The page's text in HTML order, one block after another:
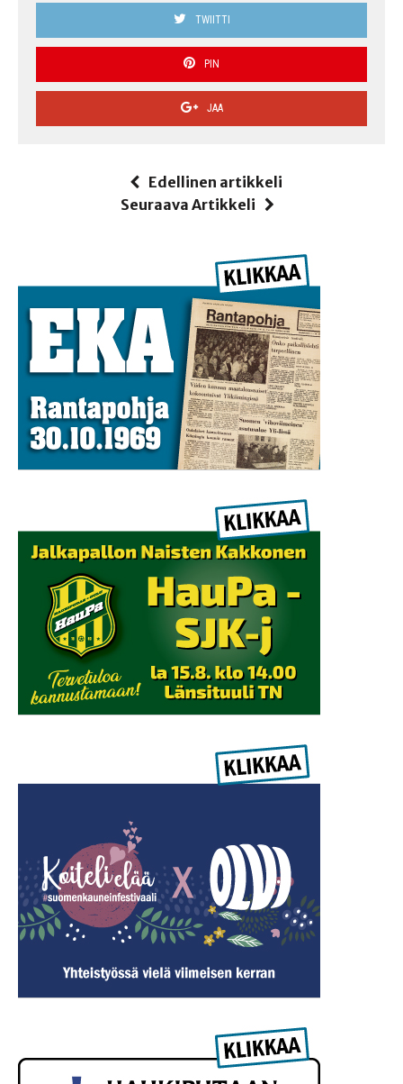
TWIITTI
PIN
JAA
Edellinen artikkeli
Seuraava Artikkeli